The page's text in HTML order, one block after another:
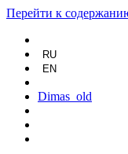
Перейти к
RU
EN
Dimas_old